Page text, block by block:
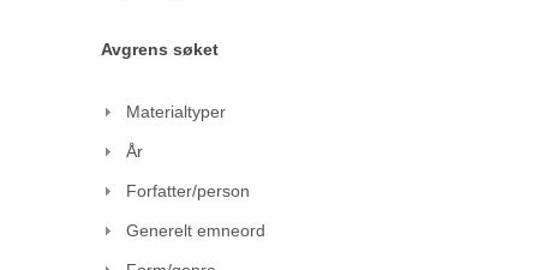
Avgrens søket
Materialtyper
År
Forfatter/person
Generelt emneord